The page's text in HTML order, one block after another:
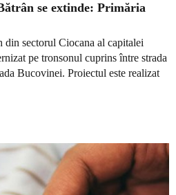
se extinde: Primăria
sectorul Ciocana al capitalei
pe tronsonul cuprins între strada
Bucovinei. Proiectul este realizat